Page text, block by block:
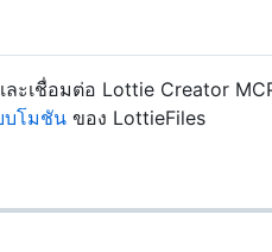
เชื่อมต่อ Lottie Creator
บโมชัน ของ LottieFiles